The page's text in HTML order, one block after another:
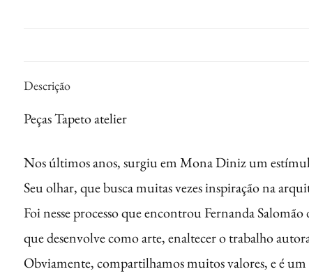
Descrição
Peças Tapeto atelier
Nos últimos anos, surgiu em Mona Diniz um
Seu olhar, que busca muitas vezes inspiração na
Foi nesse processo que encontrou Fernanda
que desenvolve como arte, enaltecer o trabalho
Obviamente, compartilhamos muitos valores, e é um